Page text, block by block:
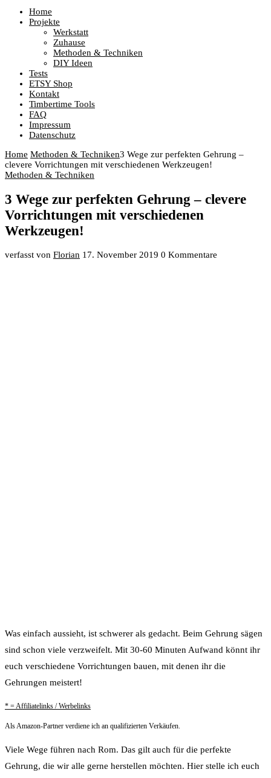
Home
Projekte
Werkstatt
Zuhause
Methoden & Techniken
DIY Ideen
Tests
ETSY Shop
Kontakt
Timbertime Tools
FAQ
Impressum
Datenschutz
Home Methoden & Techniken3 Wege zur perfekten Gehrung –
clevere Vorrichtungen mit verschiedenen Werkzeugen!
Methoden & Techniken
3 Wege zur perfekten Gehrung – clevere
Vorrichtungen mit verschiedenen
Werkzeugen!
verfasst von Florian 17. November 2019 0 Kommentare
Was einfach aussieht, ist schwerer als gedacht. Beim Gehrung sägen
sind schon viele verzweifelt. Mit 30-60 Minuten Aufwand könnt ihr
euch verschiedene Vorrichtungen bauen, mit denen ihr die
Gehrungen meistert!
* = Affiliatelinks / Werbelinks
Als Amazon-Partner verdiene ich an qualifizierten Verkäufen.
Viele Wege führen nach Rom. Das gilt auch für die perfekte
Gehrung, die wir alle gerne herstellen möchten. Hier stelle ich euch